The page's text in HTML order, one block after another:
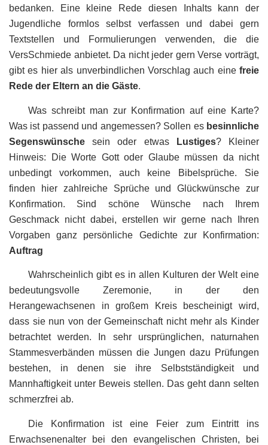
bedanken. Eine kleine Rede diesen Inhalts kann der
Jugendliche formlos selbst verfassen und dabei gern
Textstellen und Formulierungen verwenden, die die
VersSchmiede anbietet. Da nicht jeder gern Verse vorträgt,
gibt es hier als unverbindlichen Vorschlag auch eine freie
Rede der Eltern an die Gäste.
Was schreibt man zur Konfirmation auf eine Karte?
Was ist passend und angemessen? Sollen es besinnliche
Segenswünsche sein oder etwas Lustiges? Kleiner
Hinweis: Die Worte Gott oder Glaube müssen da nicht
unbedingt vorkommen, auch keine Bibelsprüche. Sie
finden hier zahlreiche Sprüche und Glückwünsche zur
Konfirmation. Sind schöne Wünsche nach Ihrem
Geschmack nicht dabei, erstellen wir gerne nach Ihren
Vorgaben ganz persönliche Gedichte zur Konfirmation:
Auftrag
Wahrscheinlich gibt es in allen Kulturen der Welt eine
bedeutungsvolle Zeremonie, in der den
Herangewachsenen in großem Kreis bescheinigt wird,
dass sie nun von der Gemeinschaft nicht mehr als Kinder
betrachtet werden. In sehr ursprünglichen, naturnahen
Stammesverbänden müssen die Jungen dazu Prüfungen
bestehen, in denen sie ihre Selbstständigkeit und
Mannhaftigkeit unter Beweis stellen. Das geht dann selten
schmerzfrei ab.
Die Konfirmation ist eine Feier zum Eintritt ins
Erwachsenenalter bei den evangelischen Christen, bei